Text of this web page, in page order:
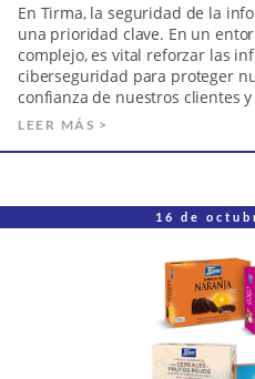
En Tirma, la seguridad de la
una prioridad clave. En un
complejo, es vital reforzar las
ciberseguridad para proteger
confianza de nuestros clientes
LEER MÁS >
16 de